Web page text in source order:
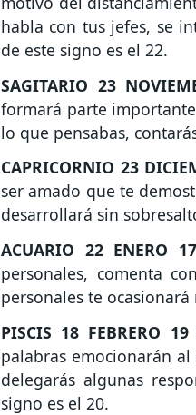
habla con tus jefes, se
de este signo es el 22.
SAGITARIO 23
formará parte
lo que pensabas,
CAPRICORNIO 23
ser amado que te
desarrollará sin
ACUARIO 22 ENERO
personales, comenta
personales te
PISCIS 18 FEBRERO 19
palabras emocionarán
delegarás algunas
signo es el 20.